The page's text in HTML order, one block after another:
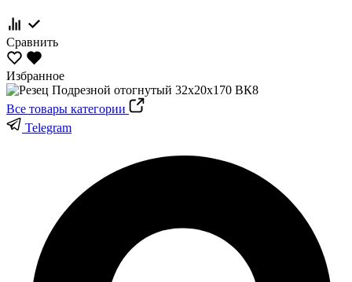
Сравнить
Избранное
Все товары категории
Telegram